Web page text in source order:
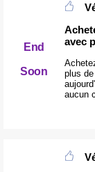
End
Soon
avec
plus
aucun